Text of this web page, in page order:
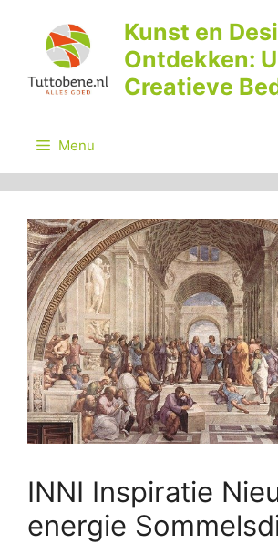
inhoud
Kunst en
Ontdekken:
Creatieve
Menu
INNI Inspiratie
energie